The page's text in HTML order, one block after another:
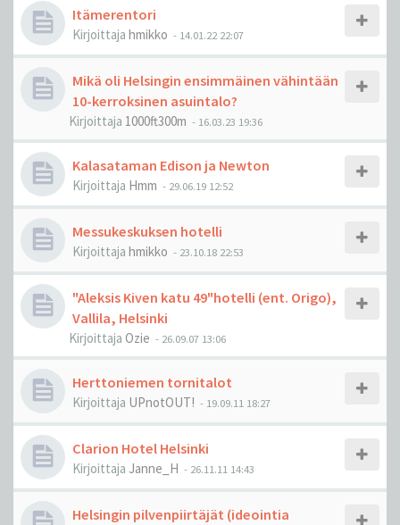
Itämerentori
Kirjoittaja hmikko - 14.01.22 22:07
Mikä oli Helsingin ensimmäinen vähintään
10-kerroksinen asuintalo?
Kirjoittaja 1000ft300m - 16.03.23 19:36
Kalasataman Edison ja Newton
Kirjoittaja Hmm - 29.06.19 12:52
Messukeskuksen hotelli
Kirjoittaja hmikko - 23.10.18 22:53
"Aleksis Kiven katu 49"hotelli (ent. Origo),
Vallila, Helsinki
Kirjoittaja Ozie - 26.09.07 13:06
Herttoniemen tornitalot
Kirjoittaja UPnotOUT! - 19.09.11 18:27
Clarion Hotel Helsinki
Kirjoittaja Janne_H - 26.11.11 14:43
Helsingin pilvenpiirtäjät (ideointia